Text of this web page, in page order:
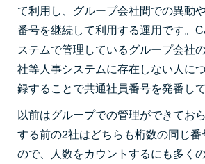
て利用し、グループ会社間での異動
番号を継続して利用する運用です。
ステムで管理しているグループ会社
社等人事システムに存在しない人に
録することで共通社員番号を発番して
以前はグループでの管理ができてお
する前の2社はどちらも桁数の同じ
ので、人数をカウントするにも多く